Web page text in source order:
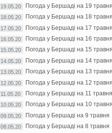
19.05.20 Погода у Бершаді на 19 травня
18.05.20 Погода у Бершаді на 18 травня
17.05.20 Погода у Бершаді на 17 травня
16.05.20 Погода у Бершаді на 16 травня
15.05.20 Погода у Бершаді на 15 травня
14.05.20 Погода у Бершаді на 14 травня
13.05.20 Погода у Бершаді на 13 травня
12.05.20 Погода у Бершаді на 12 травня
11.05.20 Погода у Бершаді на 11 травня
10.05.20 Погода у Бершаді на 10 травня
09.05.20 Погода у Бершаді на 9 травня
08.05.20 Погода у Бершаді на 8 травня